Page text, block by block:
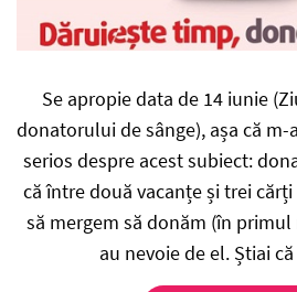
Se apropie data de 14 iunie
donatorului de sânge), așa că
serios despre acest subiect:
că între două vacanțe și trei
să mergem să donăm (în
au nevoie de el. Știai